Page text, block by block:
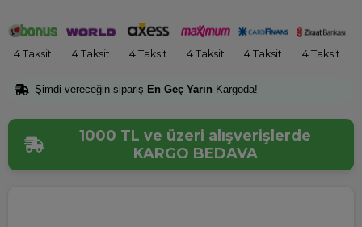
4 Taksit 4 Taksit 4 Taksit 4 Taksit 4 Taksit 4 Taksit
Şimdi vereceğin sipariş En Geç Yarın Kargoda!
1000 TL ve üzeri alışverişlerde
KARGO BEDAVA